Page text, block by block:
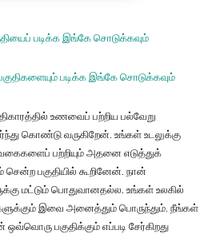
படிக்க இங்கே சொடுக்கவும்
படிக்க இங்கே சொடுக்கவும்
உணவைப் பற்றிய பல்வேறு
கொண்டு வருகிறேன். உங்கள் உடலுக்கு
பற்றியும் அதனை எடுத்துக்
பகுதியில் கூறினேன். நான்
மட்டும் பொதுவானதல்ல. உங்கள் உலகில்
இவை அனைத்தும் பொருந்தும். நீங்கள்
ஒவ்வொரு பகுதிக்கும் எப்படி சேர்கிறது